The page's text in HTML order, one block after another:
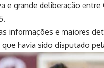
e grande deliberação
informações e maiores
havia sido disputado